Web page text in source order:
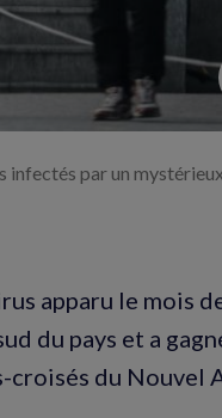
infectés par un
apparu le mois
du pays et a
croisés du Nouvel